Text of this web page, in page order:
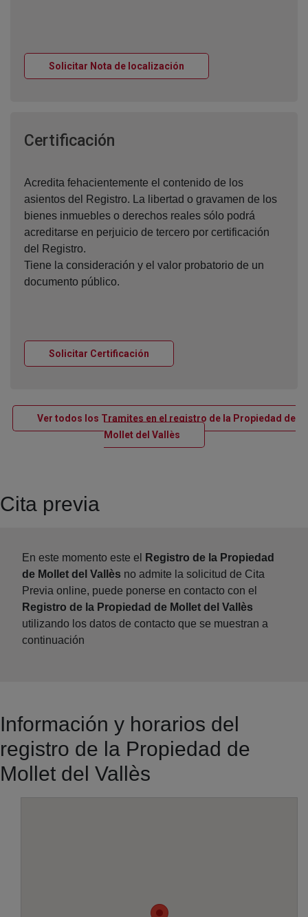
Solicitar Nota de localización
Certificación
Acredita fehacientemente el contenido de los
asientos del Registro. La libertad o gravamen de los
bienes inmuebles o derechos reales sólo podrá
acreditarse en perjuicio de tercero por certificación
del Registro.
Tiene la consideración y el valor probatorio de un
documento público.
Solicitar Certificación
Ver todos los Tramites en el registro de la Propiedad de
Mollet del VallèsVentana nueva
Cita previa
En este momento este el
Registro de la Propiedad
de Mollet del Vallès no admite la solicitud de Cita
Previa online, puede ponerse en contacto con el
Registro de la Propiedad de Mollet del Vallès
utilizando los datos de contacto que se muestran a
continuación
Información y horarios del
registro de la Propiedad de
Mollet del Vallès